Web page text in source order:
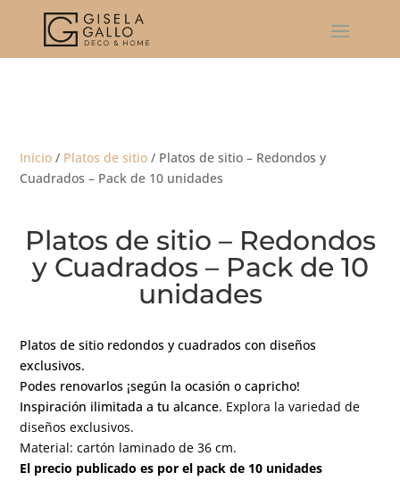
Inicio / Platos de sitio / Platos de sitio – Redondos y
Cuadrados – Pack de 10 unidades
Platos de sitio – Redondos
y Cuadrados – Pack de 10
unidades
Platos de sitio redondos y cuadrados con diseños
exclusivos.
Podes renovarlos ¡según la ocasión o capricho!
Inspiración ilimitada a tu alcance. Explora la variedad de
diseños exclusivos.
Material: cartón laminado de 36 cm.
El precio publicado es por el pack de 10 unidades